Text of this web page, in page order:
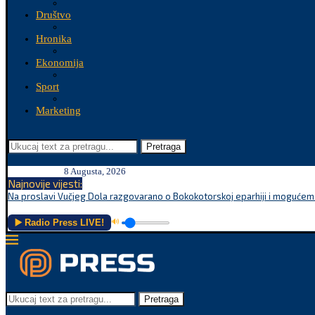
Društvo
Hronika
Ekonomija
Sport
Marketing
Pretraga
8 Augusta, 2026
Najnovije vijesti:
Na proslavi Vučjeg Dola razgovarano o Bokokotorskoj eparhiji i
▶️ Radio Press LIVE! 🔊
Pretraga